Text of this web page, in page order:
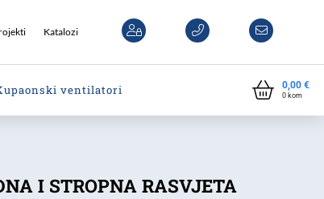
Katalozi
ventilatori 0,00 €
0kom
I STROPNA RASVJETA